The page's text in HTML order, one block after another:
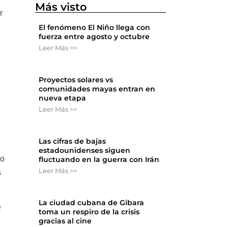
Más visto
El fenómeno El Niño llega con
fuerza entre agosto y octubre
Leer Más >>
Proyectos solares vs
comunidades mayas entran en
nueva etapa
Leer Más >>
Las cifras de bajas
estadounidenses siguen
fluctuando en la guerra con Irán
Leer Más >>
La ciudad cubana de Gibara
toma un respiro de la crisis
gracias al cine